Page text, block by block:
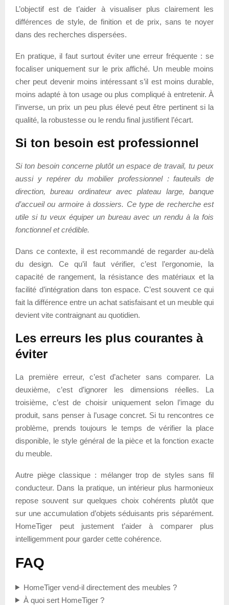
L’objectif est de t’aider à visualiser plus clairement les
différences de style, de finition et de prix, sans te noyer
dans des recherches dispersées.
En pratique, il faut surtout éviter une erreur fréquente : se
focaliser uniquement sur le prix affiché. Un meuble moins
cher peut devenir moins intéressant s’il est moins durable,
moins adapté à ton usage ou plus compliqué à entretenir. À
l’inverse, un prix un peu plus élevé peut être pertinent si la
qualité, la robustesse ou le rendu final justifient l’écart.
Si ton besoin est professionnel
Si ton besoin concerne plutôt un espace de travail, tu peux
aussi y repérer du mobilier professionnel : fauteuils de
direction, bureau ordinateur avec plateau large, banque
d’accueil ou armoire à dossiers. Ce type de recherche est
utile si tu veux équiper un bureau avec un rendu à la fois
fonctionnel et crédible.
Dans ce contexte, il est recommandé de regarder au-delà
du design. Ce qu’il faut vérifier, c’est l’ergonomie, la
capacité de rangement, la résistance des matériaux et la
facilité d’intégration dans ton espace. C’est souvent ce qui
fait la différence entre un achat satisfaisant et un meuble qui
devient vite contraignant au quotidien.
Les erreurs les plus courantes à
éviter
La première erreur, c’est d’acheter sans comparer. La
deuxième, c’est d’ignorer les dimensions réelles. La
troisième, c’est de choisir uniquement selon l’image du
produit, sans penser à l’usage concret. Si tu rencontres ce
problème, prends toujours le temps de vérifier la place
disponible, le style général de la pièce et la fonction exacte
du meuble.
Autre piège classique : mélanger trop de styles sans fil
conducteur. Dans la pratique, un intérieur plus harmonieux
repose souvent sur quelques choix cohérents plutôt que
sur une accumulation d’objets séduisants pris séparément.
HomeTiger peut justement t’aider à comparer plus
intelligemment pour garder cette cohérence.
FAQ
HomeTiger vend-il directement des meubles ?
À quoi sert HomeTiger ?